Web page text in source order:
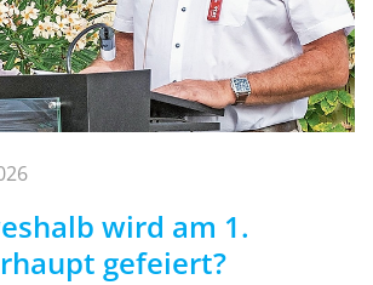
wird am 1.
gefeiert?